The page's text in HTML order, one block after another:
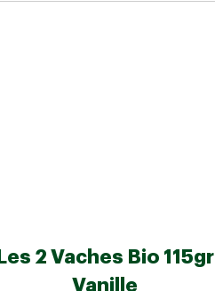
Les 2 Vaches Bio 115gr
Vanille